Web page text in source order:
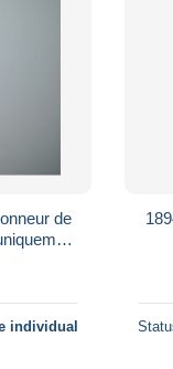
de
individual